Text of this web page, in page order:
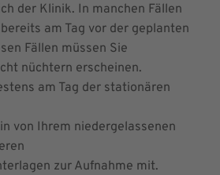
der Klinik. In manchen Fällen
am Tag vor der geplanten
Fällen müssen Sie
nüchtern erscheinen.
am Tag der stationären
von Ihrem niedergelassenen
zur Aufnahme mit.